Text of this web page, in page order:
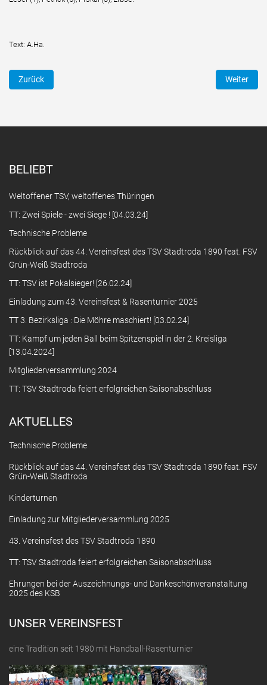
Text: A.Ha.
Vorheriger Beitrag: HB: gem.J.-E vs. Ronneburg
Zurück Nächster
Weiter
BELIEBT
Weltoffener TSV, weltoffenes Thüringen
TT: Zwei Spiele - zwei Siege ! [04.03.24]
Technische Probleme
Rückblick auf das 44. Vereinsfest des TSV Stadtroda 1890 feat. FSV
Grün-Weiß Stadtroda
TT: TSV ist Pokalsieger! [26.02.24]
Einladung zum 43. Vereinsfest & Rasenturnier 2025
TT 3. Bezirksliga : Die Möhre maschiert! [03.02.24]
TT: Kampf um jeden Ball beim Spitzenspiel in der 2. Kreisliga
[13.04.2024]
Mitgliederversammlung 2024
TT: TSV Stadtroda feiert erfolgreichen Saisonabschluss
AKTUELLES
Technische Probleme
Rückblick auf das 44. Vereinsfest des TSV Stadtroda 1890 feat. FSV
Grün-Weiß Stadtroda
Kinderturnen
Einladung zur Mitgliederversammlung 2025
43. Vereinsfest des TSV Stadtroda 1890
TT: TSV Stadtroda feiert erfolgreichen Saisonabschluss
Ehrungen bei der Auszeichnungs- und Dankeschönveranstaltung
2025 des KSB
UNSER VEREINSFEST
eine Tradition seit 1980 mit Handball-Rasenturnier